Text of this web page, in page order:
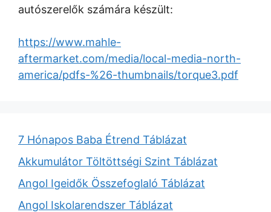
autószerelők számára készült:
https://www.mahle-
aftermarket.com/media/local-media-north-
america/pdfs-%26-thumbnails/torque3.pdf
7 Hónapos Baba Étrend Táblázat
Akkumulátor Töltöttségi Szint Táblázat
Angol Igeidők Összefoglaló Táblázat
Angol Iskolarendszer Táblázat